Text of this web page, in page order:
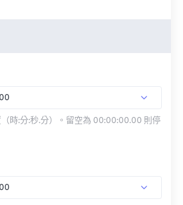
00
時:分:秒.分）。留空為 00:00:00.00 則停
00